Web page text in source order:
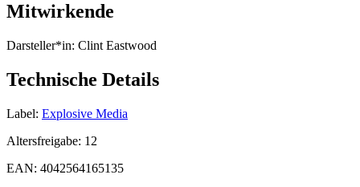
Mitwirkende
Darsteller*in: Clint Eastwood
Technische Details
Label: Explosive Media
Altersfreigabe: 12
EAN: 4042564165135